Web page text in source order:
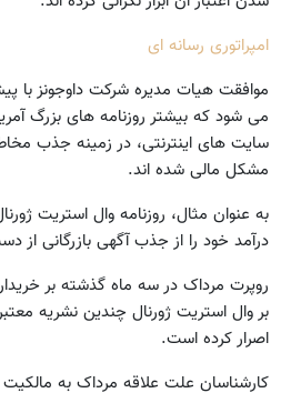
امپراتوری رسانه ای
موافقت هیات مدیره شرکت داوجونز با
می شود که بیشتر روزنامه های بزرگ
سایت های اینترنتی، در زمینه جذب
مشکل مالی شده اند.
به عنوان مثال، روزنامه وال استریت
درآمد خود را از جذب آگهی بازرگانی از
روپرت مرداک در سه ماه گذشته بر
بر وال استریت ژورنال چندین نشریه
اصرار کرده است.
کارشناسان علت علاقه مرداک به مالکیت